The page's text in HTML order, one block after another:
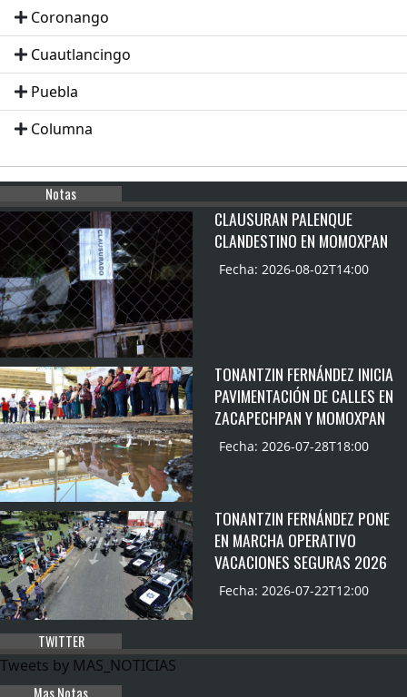
Coronango
Cuautlancingo
Puebla
Columna
Notas
CLAUSURAN PALENQUE
CLANDESTINO EN MOMOXPAN
Fecha: 2026-08-02T14:00
TONANTZIN FERNÁNDEZ INICIA
PAVIMENTACIÓN DE CALLES EN
ZACAPECHPAN Y MOMOXPAN
Fecha: 2026-07-28T18:00
TONANTZIN FERNÁNDEZ PONE
EN MARCHA OPERATIVO
VACACIONES SEGURAS 2026
Fecha: 2026-07-22T12:00
TWITTER
Tweets by MAS_NOTICIAS
Mas Notas